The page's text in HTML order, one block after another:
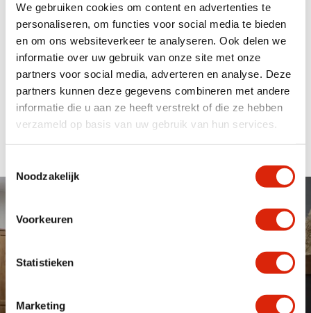
We gebruiken cookies om content en advertenties te
personaliseren, om functies voor social media te bieden
en om ons websiteverkeer te analyseren. Ook delen we
informatie over uw gebruik van onze site met onze
partners voor social media, adverteren en analyse. Deze
partners kunnen deze gegevens combineren met andere
informatie die u aan ze heeft verstrekt of die ze hebben
verzameld op basis van uw gebruik van hun services.
Noodzakelijk
Voorkeuren
Statistieken
Marketing
Landelijke kledingkasten
landelijke kledingkasten op voorraad. Zowel online als in
onze 2000m2 showroom kunt u ons ruimte assortiment
bekijken. Heeft u bepaalde specifieke wensen dan kan
maatwerk wellicht voor u als oplossing dienen. Kom
langs in onze onze showroom om de mogelijkheden te
hoogwaardige houten meubelen van teak, suar, eiken en
koloniaal tegen scherpe prijzen. We hebben een assortiment van
van onze klanten doorlopend vernieuwd wordt. Doordat we